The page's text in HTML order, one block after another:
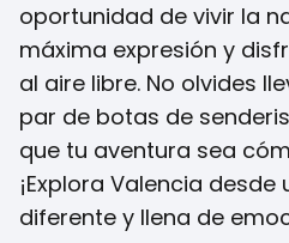
oportunidad de vivir la
máxima expresión y
al aire libre. No olvides
par de botas de
que tu aventura sea
¡Explora Valencia
diferente y llena de